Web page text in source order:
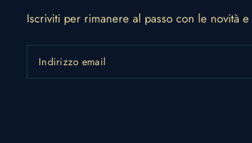
Iscriviti per rimanere al passo con le novità
Indirizzo email